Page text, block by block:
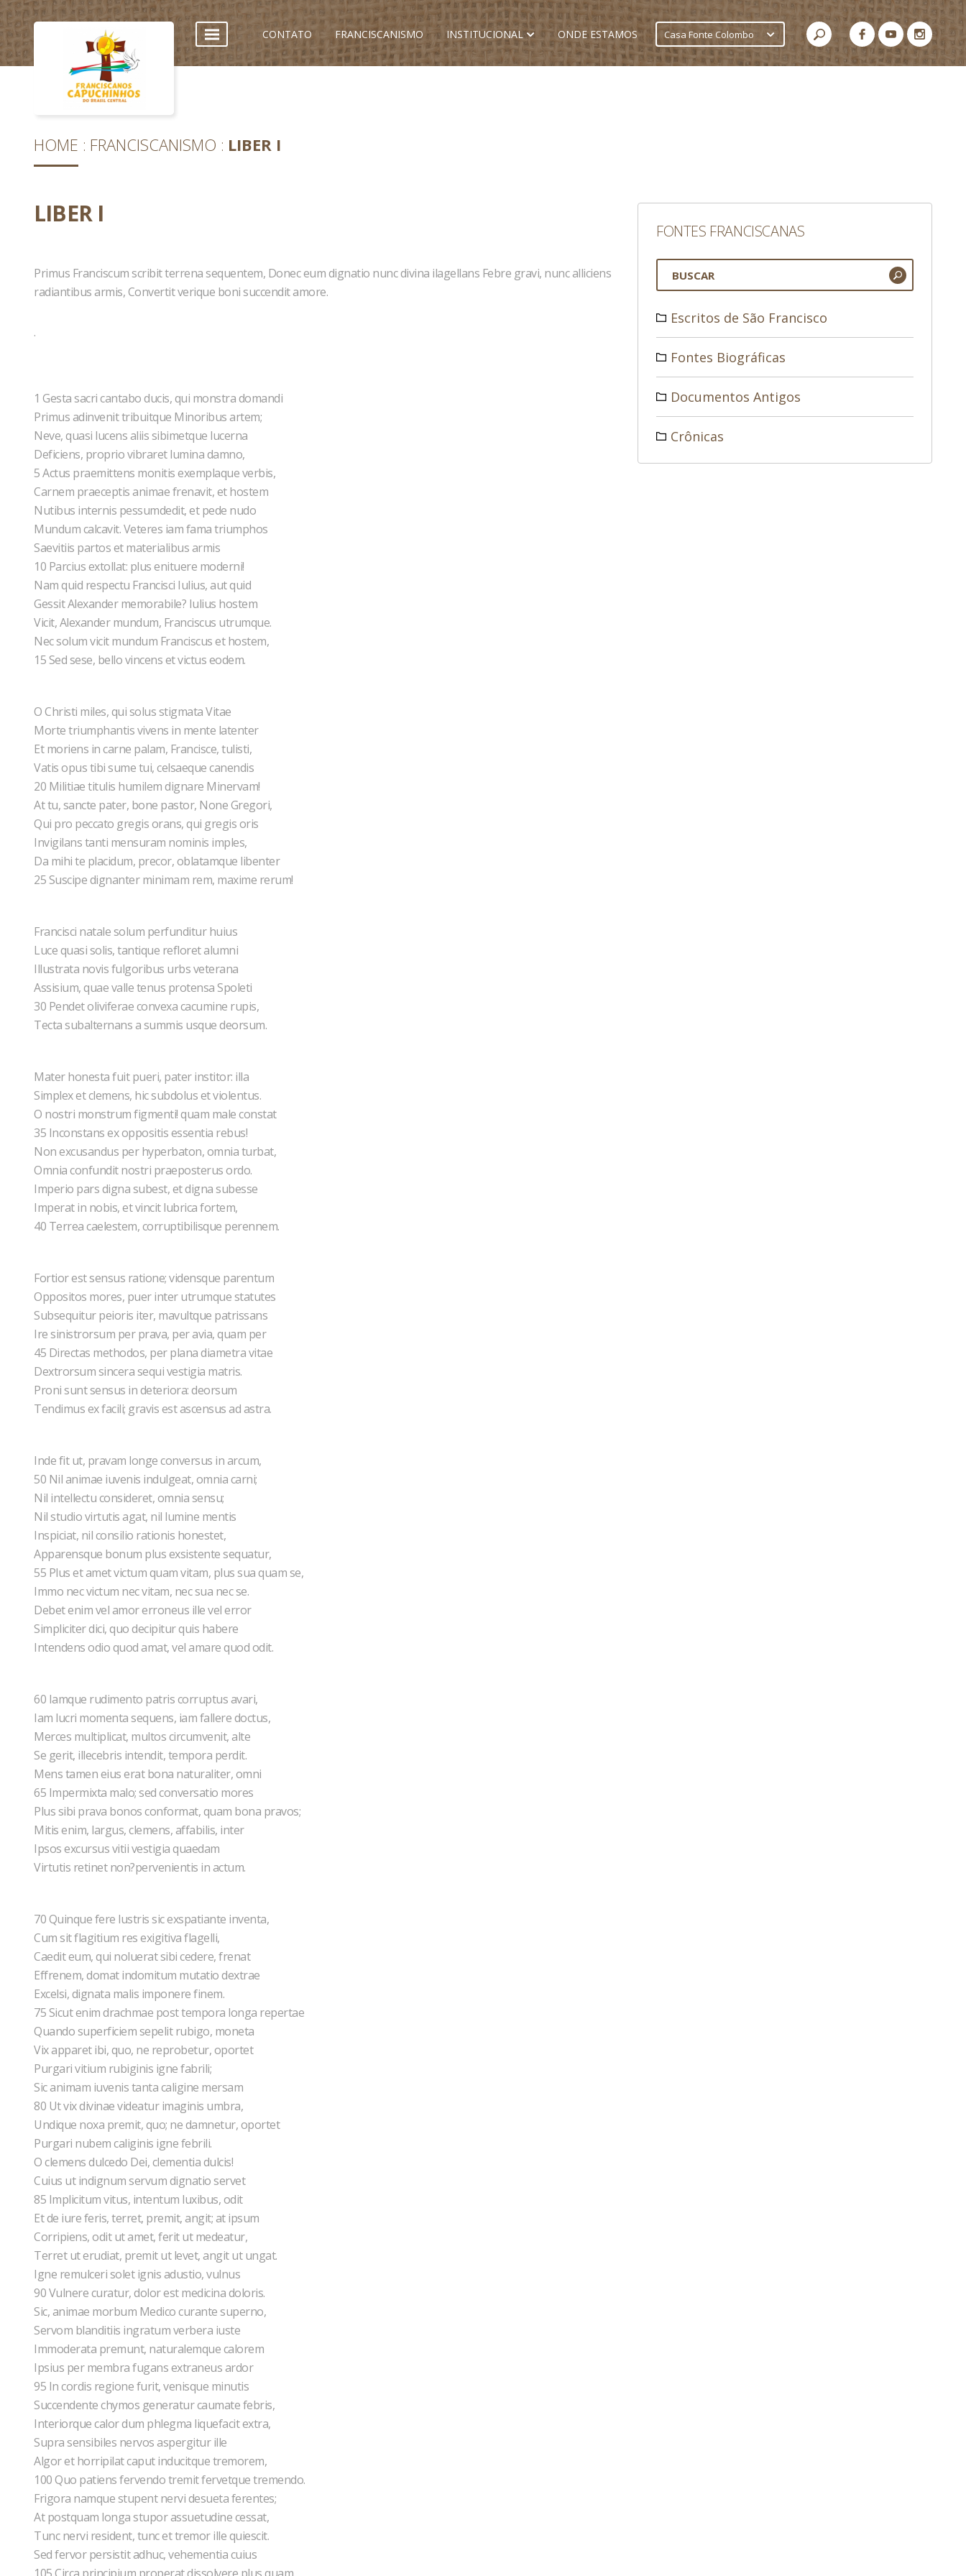
CONTATO FRANCISCANISMO INSTITUCIONAL ONDE ESTAMOS Casa Fonte Colombo
HOME FRANCISCANISMO LIBER I
LIBER I
Primus Franciscum scribit terrena sequentem, Donec eum dignatio nunc divina ilagellans Febre gravi, nunc alliciens
radiantibus armis, Convertit verique boni succendit amore.
.
1 Gesta sacri cantabo ducis, qui monstra domandi
Primus adinvenit tribuitque Minoribus artem;
Neve, quasi lucens aliis sibimetque lucerna
Deficiens, proprio vibraret lumina damno,
5 Actus praemittens monitis exemplaque verbis,
Carnem praeceptis animae frenavit, et hostem
Nutibus internis pessumdedit, et pede nudo
Mundum calcavit. Veteres iam fama triumphos
Saevitiis partos et materialibus armis
10 Parcius extollat: plus enituere moderni!
Nam quid respectu Francisci Iulius, aut quid
Gessit Alexander memorabile? Iulius hostem
Vicit, Alexander mundum, Franciscus utrumque.
Nec solum vicit mundum Franciscus et hostem,
15 Sed sese, bello vincens et victus eodem.
O Christi miles, qui solus stigmata Vitae
Morte triumphantis vivens in mente latenter
Et moriens in carne palam, Francisce, tulisti,
Vatis opus tibi sume tui, celsaeque canendis
20 Militiae titulis humilem dignare Minervam!
At tu, sancte pater, bone pastor, None Gregori,
Qui pro peccato gregis orans, qui gregis oris
Invigilans tanti mensuram nominis imples,
Da mihi te placidum, precor, oblatamque libenter
25 Suscipe dignanter minimam rem, maxime rerum!
Francisci natale solum perfunditur huius
Luce quasi solis, tantique refloret alumni
Illustrata novis fulgoribus urbs veterana
Assisium, quae valle tenus protensa Spoleti
30 Pendet oliviferae convexa cacumine rupis,
Tecta subalternans a summis usque deorsum.
Mater honesta fuit pueri, pater institor: illa
Simplex et clemens, hic subdolus et violentus.
O nostri monstrum figmenti! quam male constat
35 Inconstans ex oppositis essentia rebus!
Non excusandus per hyperbaton, omnia turbat,
Omnia confundit nostri praeposterus ordo.
Imperio pars digna subest, et digna subesse
Imperat in nobis, et vincit lubrica fortem,
40 Terrea caelestem, corruptibilisque perennem.
Fortior est sensus ratione; vidensque parentum
Oppositos mores, puer inter utrumque statutes
Subsequitur peioris iter, mavultque patrissans
Ire sinistrorsum per prava, per avia, quam per
45 Directas methodos, per plana diametra vitae
Dextrorsum sincera sequi vestigia matris.
Proni sunt sensus in deteriora: deorsum
Tendimus ex facili; gravis est ascensus ad astra.
Inde fit ut, pravam longe conversus in arcum,
50 Nil animae iuvenis indulgeat, omnia carni;
Nil intellectu consideret, omnia sensu;
Nil studio virtutis agat, nil lumine mentis
Inspiciat, nil consilio rationis honestet,
Apparensque bonum plus exsistente sequatur,
55 Plus et amet victum quam vitam, plus sua quam se,
Immo nec victum nec vitam, nec sua nec se.
Debet enim vel amor erroneus ille vel error
Simpliciter dici, quo decipitur quis habere
Intendens odio quod amat, vel amare quod odit.
60 Iamque rudimento patris corruptus avari,
Iam lucri momenta sequens, iam fallere doctus,
Merces multiplicat, multos circumvenit, alte
Se gerit, illecebris intendit, tempora perdit.
Mens tamen eius erat bona naturaliter, omni
65 Impermixta malo; sed conversatio mores
Plus sibi prava bonos conformat, quam bona pravos;
Mitis enim, largus, clemens, affabilis, inter
Ipsos excursus vitii vestigia quaedam
Virtutis retinet non?pervenientis in actum.
70 Quinque fere lustris sic exspatiante inventa,
Cum sit flagitium res exigitiva flagelli,
Caedit eum, qui noluerat sibi cedere, frenat
Effrenem, domat indomitum mutatio dextrae
Excelsi, dignata malis imponere finem.
75 Sicut enim drachmae post tempora longa repertae
Quando superficiem sepelit rubigo, moneta
Vix apparet ibi, quo, ne reprobetur, oportet
Purgari vitium rubiginis igne fabrili;
Sic animam iuvenis tanta caligine mersam
80 Ut vix divinae videatur imaginis umbra,
Undique noxa premit, quo; ne damnetur, oportet
Purgari nubem caliginis igne febrili.
O clemens dulcedo Dei, clementia dulcis!
Cuius ut indignum servum dignatio servet
85 Implicitum vitus, intentum luxibus, odit
Et de iure feris, terret, premit, angit; at ipsum
Corripiens, odit ut amet, ferit ut medeatur,
Terret ut erudiat, premit ut levet, angit ut ungat.
Igne remulceri solet ignis adustio, vulnus
90 Vulnere curatur, dolor est medicina doloris.
Sic, animae morbum Medico curante superno,
Servom blanditiis ingratum verbera iuste
Immoderata premunt, naturalemque calorem
Ipsius per membra fugans extraneus ardor
95 In cordis regione furit, venisque minutis
Succendente chymos generatur caumate febris,
Interiorque calor dum phlegma liquefacit extra,
Supra sensibiles nervos aspergitur ille
Algor et horripilat caput inducitque tremorem,
100 Quo patiens fervendo tremit fervetque tremendo.
Frigora namque stupent nervi desueta ferentes;
At postquam longa stupor assuetudine cessat,
Tunc nervi resident, tunc et tremor ille quiescit.
Sed fervor persistit adhuc, vehementia cuius
FONTES FRANCISCANAS
Escritos de São Francisco
Fontes Biográficas
Documentos Antigos
Crônicas